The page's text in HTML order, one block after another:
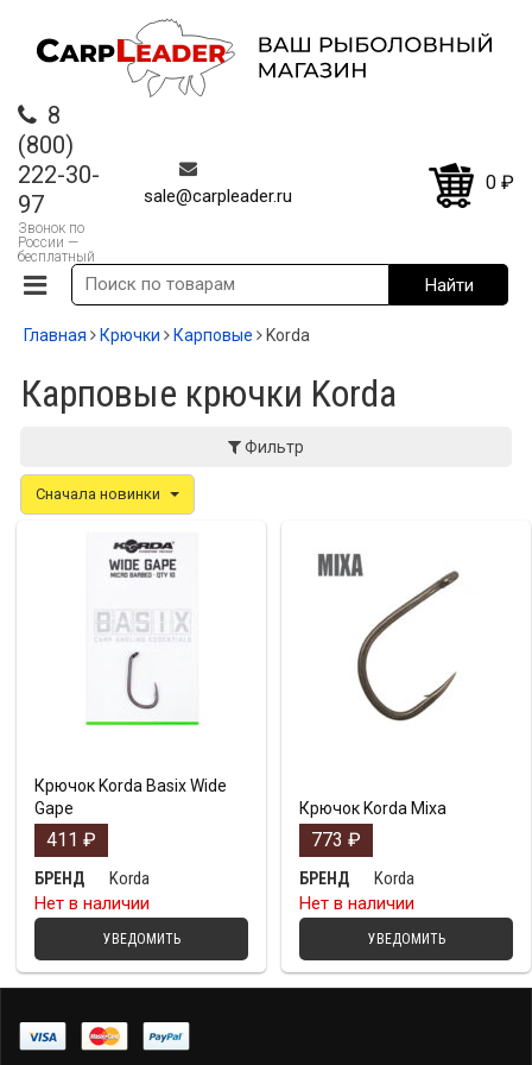
8
(800)
222-30-
97
Звонок по
России —
бесплатный
sale@carpleader.ru
0 ₽
Главная Крючки Карповые Korda
Карповые крючки Korda
Фильтр
Сначала новинки
Крючок Korda Basix Wide
Gape
411 ₽
БРЕНД
Korda
Нет в наличии
УВЕДОМИТЬ
Крючок Korda Mixa
773 ₽
БРЕНД
Korda
Нет в наличии
УВЕДОМИТЬ